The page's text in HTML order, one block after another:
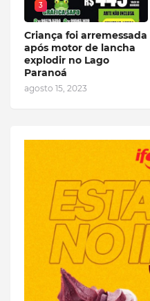
3
Criança foi arremessada
após motor de lancha
explodir no Lago
Paranoá
agosto 15, 2023